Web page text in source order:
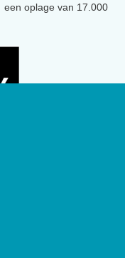
oplage van 17.000